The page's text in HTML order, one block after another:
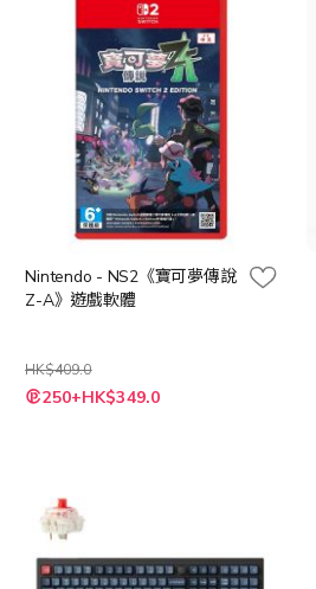
Nintendo - NS2《寶可夢傳說
Z-A》遊戲軟體
HK$409.0
特
殊 250+HK$349.0